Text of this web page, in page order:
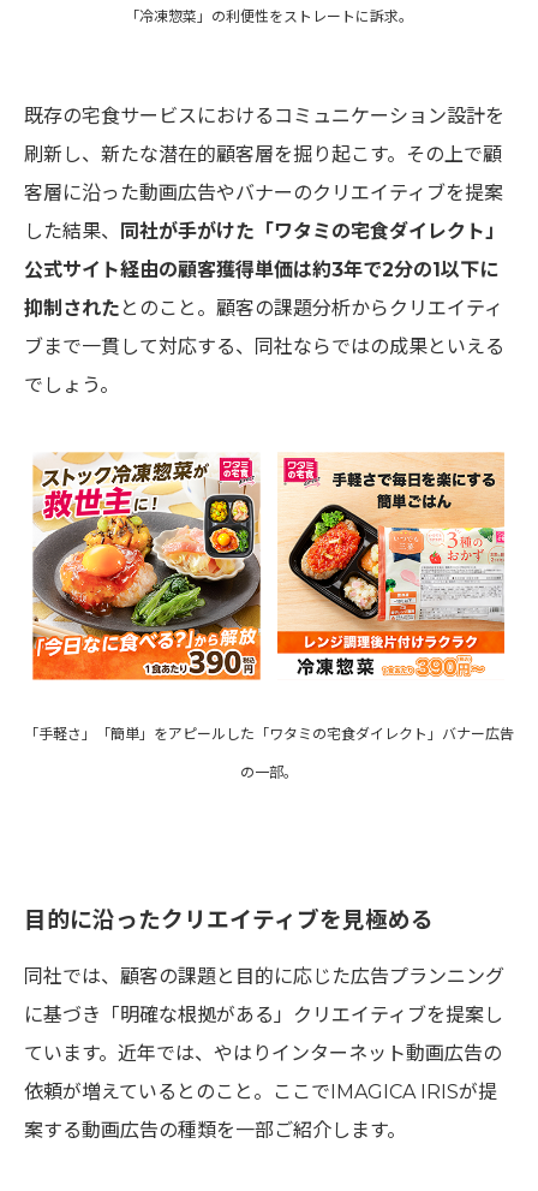
「冷凍惣菜」の利便性をストレートに訴求。
既存の宅食サービスにおけるコミュニケーション設計を
刷新し、新たな潜在的顧客層を掘り起こす。その上で顧
客層に沿った動画広告やバナーのクリエイティブを提案
した結果、 同社が手がけた「ワタミの宅食ダイレクト」
公式サイト経由の顧客獲得単価は約3年で2分の1以下に
抑制された とのこと。顧客の課題分析からクリエイティ
ブまで一貫して対応する、同社ならではの成果といえる
でしょう。
「手軽さ」「簡単」をアピールした「ワタミの宅食ダイレクト」バナー広告
の一部。
目的に沿ったクリエイティブを見極める
同社では、顧客の課題と目的に応じた広告プランニング
に基づき「明確な根拠がある」クリエイティブを提案し
ています。近年では、やはりインターネット動画広告の
依頼が増えているとのこと。ここでIMAGICA IRISが提
案する動画広告の種類を一部ご紹介します。